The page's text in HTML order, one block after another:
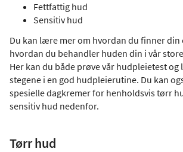
Fettfattig hud
Sensitiv hud
Du kan lære mer om hvordan du finner din
hvordan du behandler huden din i vår
Her kan du både prøve vår hudpleietest og
stegene i en god hudpleierutine. Du kan
spesielle dagkremer for henholdsvis tørr
sensitiv hud nedenfor.
Tørr hud